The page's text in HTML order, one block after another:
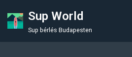
Skip
Sup World
Sup bérlés Budapesten